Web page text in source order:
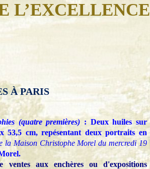
L’EXCELLENCE
…
À PARIS
(quatre premières) : Deux huiles sur
cm, repésentant deux portraits en
la Maison Christophe Morel du mercredi 19
ventes aux enchères ou d'expositions